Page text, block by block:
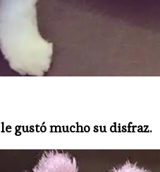
gustó mucho su disfraz.